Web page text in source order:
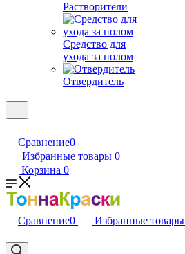
Растворители
Средство для
ухода за полом
Отвердитель
Сравнение0
Избранные товары 0
Корзина 0
Сравнение0 Избранные товары